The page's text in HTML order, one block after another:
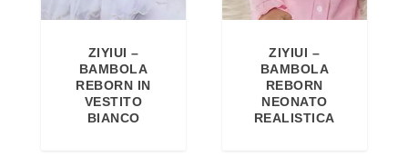
ZIYIUI –
BAMBOLA
REBORN IN
VESTITO
BIANCO
ZIYIUI –
BAMBOLA
REBORN
NEONATO
REALISTICA